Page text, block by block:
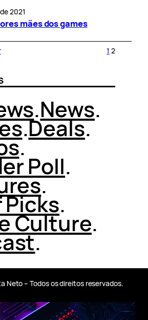
2021
mães dos games
1 2
.News.
.Deals.
.
Poll.
.
.
Culture.
.
Neto – Todos os direitos reservados.